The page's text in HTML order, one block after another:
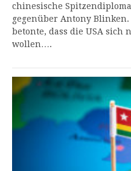
chinesische
gegenüber Antony
betonte, dass die USA sich
wollen….